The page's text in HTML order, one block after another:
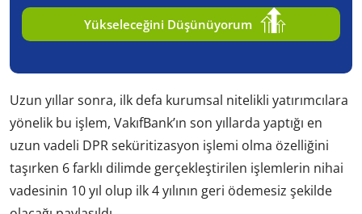
Yükseleceğini Düşünüyorum
Uzun yıllar sonra, ilk defa kurumsal nitelikli yatırımcılara
yönelik bu işlem, VakıfBank’ın son yıllarda yaptığı en
uzun vadeli DPR seküritizasyon işlemi olma özelliğini
taşırken 6 farklı dilimde gerçekleştirilen işlemlerin nihai
vadesinin 10 yıl olup ilk 4 yılının geri ödemesiz şekilde